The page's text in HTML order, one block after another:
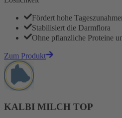
Fördert hohe
Stabilisiert die Darmflora
Ohne pflanzliche Proteine
Zum Produkt
KALBI MILCH TOP